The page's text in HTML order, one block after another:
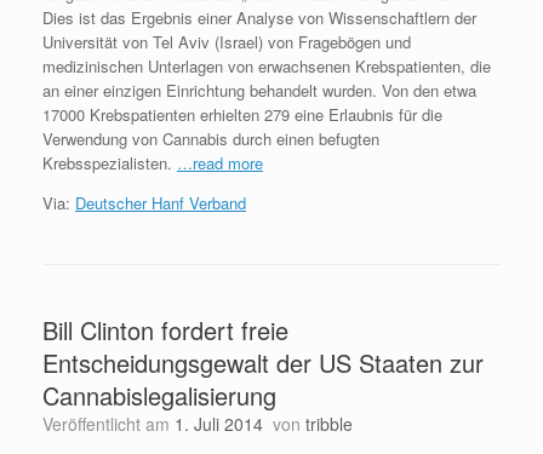
Dies ist das Ergebnis einer Analyse von Wissenschaftlern der
Universität von Tel Aviv (Israel) von Fragebögen und
medizinischen Unterlagen von erwachsenen Krebspatienten, die
an einer einzigen Einrichtung behandelt wurden. Von den etwa
17000 Krebspatienten erhielten 279 eine Erlaubnis für die
Verwendung von Cannabis durch einen befugten
Krebsspezialisten. …read more
Via: Deutscher Hanf Verband
Bill Clinton fordert freie
Entscheidungsgewalt der US Staaten zur
Cannabislegalisierung
Veröffentlicht am 1. Juli 2014 von tribble